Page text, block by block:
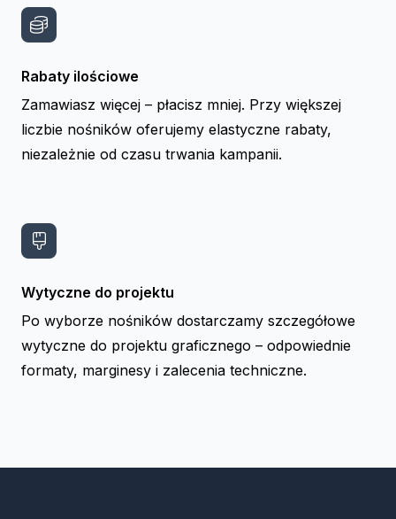
Rabaty ilościowe
Zamawiasz więcej – płacisz mniej. Przy większej
liczbie nośników oferujemy elastyczne rabaty,
niezależnie od czasu trwania kampanii.
Wytyczne do projektu
Po wyborze nośników dostarczamy szczegółowe
wytyczne do projektu graficznego – odpowiednie
formaty, marginesy i zalecenia techniczne.